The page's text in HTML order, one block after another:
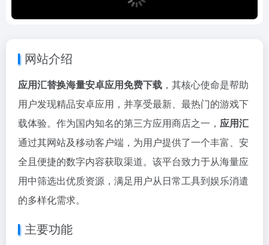
网站介绍
应用汇替换海量安卓应用免费下载 ，其核心使命是帮助
用户发现精品安卓应用，并享受最新、最热门的游戏下
载体验。作为国内知名的第三方应用商店之一， 应用汇
通过其网站及移动客户端，为用户提供了一个丰富、安
全且便捷的数字内容获取渠道。该平台致力于从海量应
用中筛选出优质资源，满足用户从日常工具到娱乐消遣
的多样化需求。
主要功能